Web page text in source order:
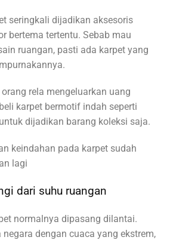
seringkali dijadikan aksesoris
bertema tertentu. Sebab mau
ruangan, pasti ada karpet yang
rela mengeluarkan uang
karpet bermotif indah seperti
dijadikan barang koleksi saja.
keindahan pada karpet sudah
lagi
dari suhu ruangan
normalnya dipasang dilantai.
negara dengan cuaca yang ekstrem,